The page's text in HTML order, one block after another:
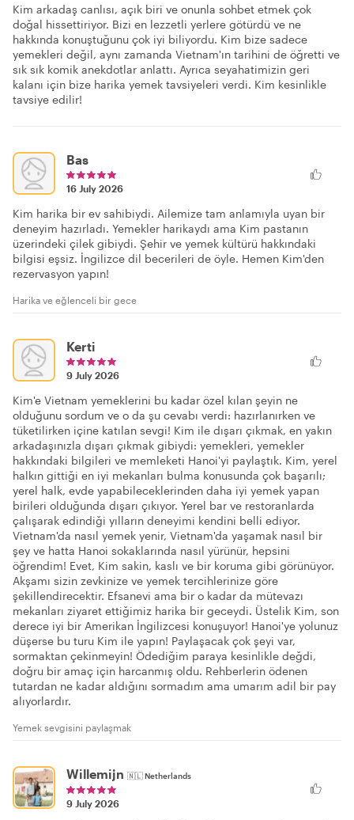
Kim arkadaş canlısı, açık biri ve onunla sohbet etmek çok
doğal hissettiriyor. Bizi en lezzetli yerlere götürdü ve ne
hakkında konuştuğunu çok iyi biliyordu. Kim bize sadece
yemekleri değil, aynı zamanda Vietnam'ın tarihini de öğretti ve
sık sık komik anekdotlar anlattı. Ayrıca seyahatimizin geri
kalanı için bize harika yemek tavsiyeleri verdi. Kim kesinlikle
tavsiye edilir!
Bas
16 July 2026
Kim harika bir ev sahibiydi. Ailemize tam anlamıyla uyan bir
deneyim hazırladı. Yemekler harikaydı ama Kim pastanın
üzerindeki çilek gibiydi. Şehir ve yemek kültürü hakkındaki
bilgisi eşsiz. İngilizce dil becerileri de öyle. Hemen Kim'den
rezervasyon yapın!
Harika ve eğlenceli bir gece
Kerti
9 July 2026
Kim'e Vietnam yemeklerini bu kadar özel kılan şeyin ne
olduğunu sordum ve o da şu cevabı verdi: hazırlanırken ve
tüketilirken içine katılan sevgi! Kim ile dışarı çıkmak, en yakın
arkadaşınızla dışarı çıkmak gibiydi: yemekleri, yemekler
hakkındaki bilgileri ve memleketi Hanoi'yi paylaştık. Kim, yerel
halkın gittiği en iyi mekanları bulma konusunda çok başarılı;
yerel halk, evde yapabileceklerinden daha iyi yemek yapan
birileri olduğunda dışarı çıkıyor. Yerel bar ve restoranlarda
çalışarak edindiği yılların deneyimi kendini belli ediyor.
Vietnam'da nasıl yemek yenir, Vietnam'da yaşamak nasıl bir
şey ve hatta Hanoi sokaklarında nasıl yürünür, hepsini
öğrendim! Evet, Kim sakin, kaslı ve bir koruma gibi görünüyor.
Akşamı sizin zevkinize ve yemek tercihlerinize göre
şekillendirecektir. Efsanevi ama bir o kadar da mütevazı
mekanları ziyaret ettiğimiz harika bir geceydi. Üstelik Kim, son
derece iyi bir Amerikan İngilizcesi konuşuyor! Hanoi'ye yolunuz
düşerse bu turu Kim ile yapın! Paylaşacak çok şeyi var,
sormaktan çekinmeyin! Ödediğim paraya kesinlikle değdi,
doğru bir amaç için harcanmış oldu. Rehberlerin ödenen
tutardan ne kadar aldığını sormadım ama umarım adil bir pay
alıyorlardır.
Yemek sevgisini paylaşmak
Willemijn 🇳🇱Netherlands
9 July 2026